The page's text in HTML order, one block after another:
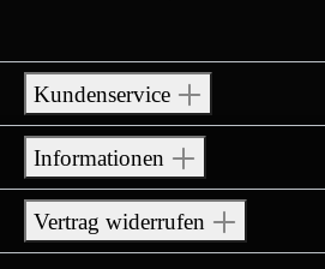
Kundenservice
Informationen
Vertrag widerrufen